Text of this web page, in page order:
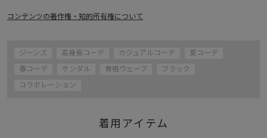
コンテンツの著作権・知的所有権について
ジーンズ 高身長コーデ カジュアルコーデ 夏コーデ
春コーデ サンダル 骨格ウェーブ ブラック
コラボレーション
着用アイテム